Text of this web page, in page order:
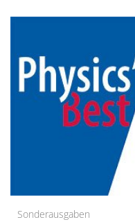
Sonderausgaben